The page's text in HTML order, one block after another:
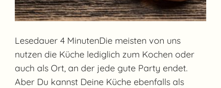
Lesedauer 4 MinutenDie meisten von uns
nutzen die Küche lediglich zum Kochen oder
auch als Ort, an der jede gute Party endet.
Aber Du kannst Deine Küche ebenfalls als